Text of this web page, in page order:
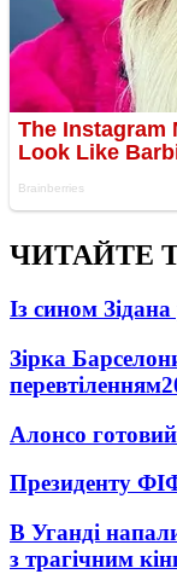
ЧИТАЙТЕ
Із сином
Зірка
перевтіленням
Алонсо готовий
Президенту
В Уганді
з трагічним